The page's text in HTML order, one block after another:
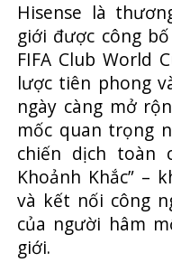
Hisense là
giới được công
FIFA Club World
lược tiên phong
ngày càng mở
mốc quan trọng
chiến dịch toàn
Khoảnh Khắc” –
và kết nối công
của người hâm
giới.